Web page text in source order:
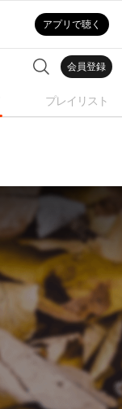
アプリで聴く
会員登録
プレイリスト